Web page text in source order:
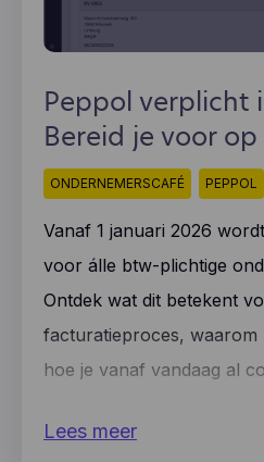
Peppol verplicht
Bereid je voor
ONDERNEMERSCAFÉ PEPPOL
Vanaf 1 januari 2026
voor álle btw-plichtige
Ontdek wat dit betekent
facturatieproces, waarom
hoe je vanaf vandaag al
Lees meer